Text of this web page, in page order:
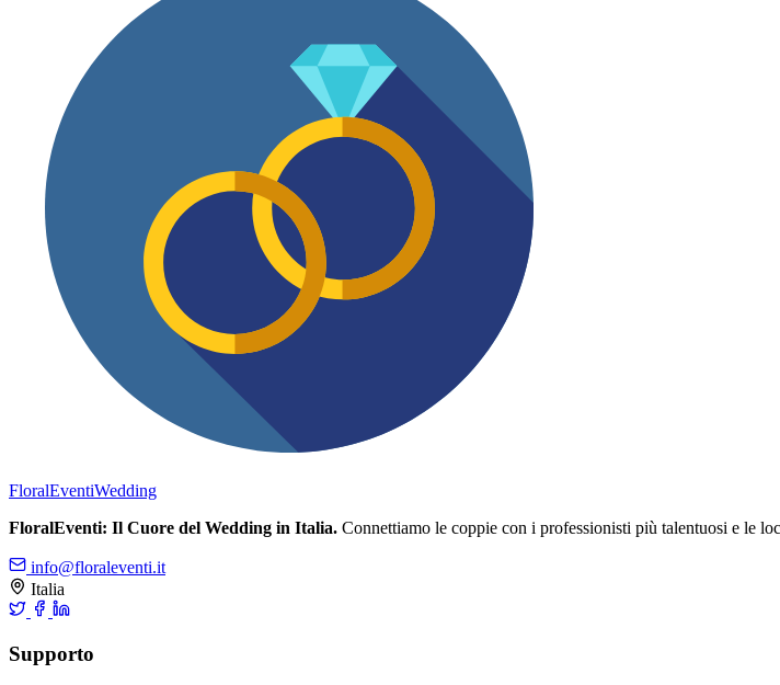
FloralEventiWedding
FloralEventi: Il Cuore del Wedding in Italia. Connettiamo le coppie con i professionisti più talentuosi e le
info@floraleventi.it
Italia
Supporto